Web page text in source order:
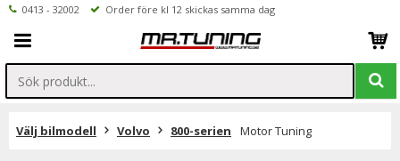
0413 - 32002 Order före kl 12 skickas samma dag
Välj bilmodell Volvo 800-serien Motor Tuning